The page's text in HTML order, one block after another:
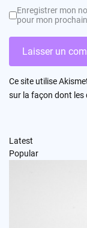
Enregistrer mon
pour mon
Ce site utilise
sur la façon dont les
Latest
Popular